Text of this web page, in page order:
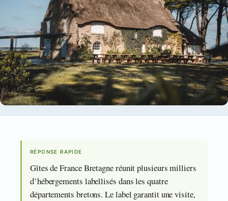
RÉPONSE RAPIDE
Gîtes de France Bretagne réunit plusieurs milliers
d’hébergements labellisés dans les quatre
départements bretons. Le label garantit une visite,